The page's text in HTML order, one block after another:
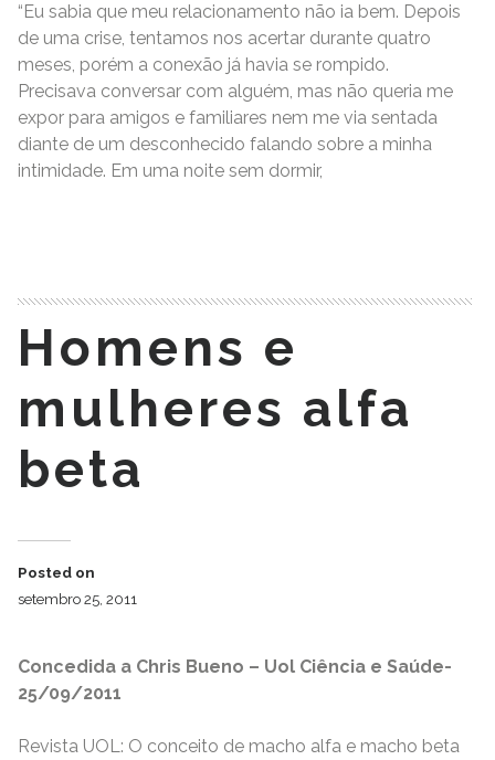
“Eu sabia que meu relacionamento não ia bem. Depois
de uma crise, tentamos nos acertar durante quatro
meses, porém a conexão já havia se rompido.
Precisava conversar com alguém, mas não queria me
expor para amigos e familiares nem me via sentada
diante de um desconhecido falando sobre a minha
intimidade. Em uma noite sem dormir,
Homens e
mulheres alfa
beta
Posted on
setembro 25, 2011
Concedida a Chris Bueno – Uol Ciência e Saúde-
25/09/2011
Revista UOL: O conceito de macho alfa e macho beta